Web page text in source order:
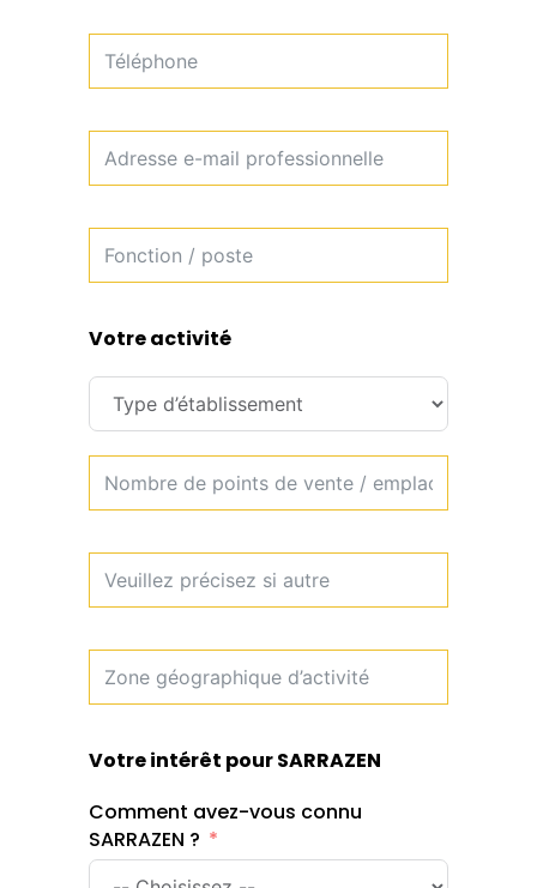
Votre activité
Votre intérêt pour SARRAZEN
Comment avez-vous connu
SARRAZEN ?